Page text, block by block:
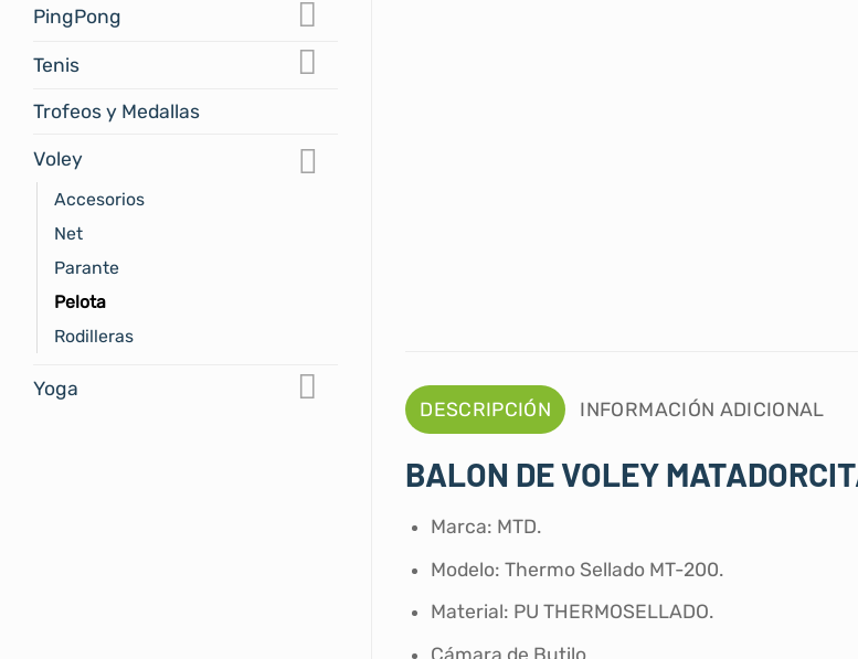
PingPong
Tenis
Trofeos y Medallas
Voley
Accesorios
Net
Parante
Pelota
Rodilleras
Yoga
DESCRIPCIÓN INFORMACIÓN ADICIONAL
BALON DE VOLEY
Marca: MTD.
Modelo: Thermo Sellado MT-200.
Material: PU THERMOSELLADO.
Cámara de Butilo